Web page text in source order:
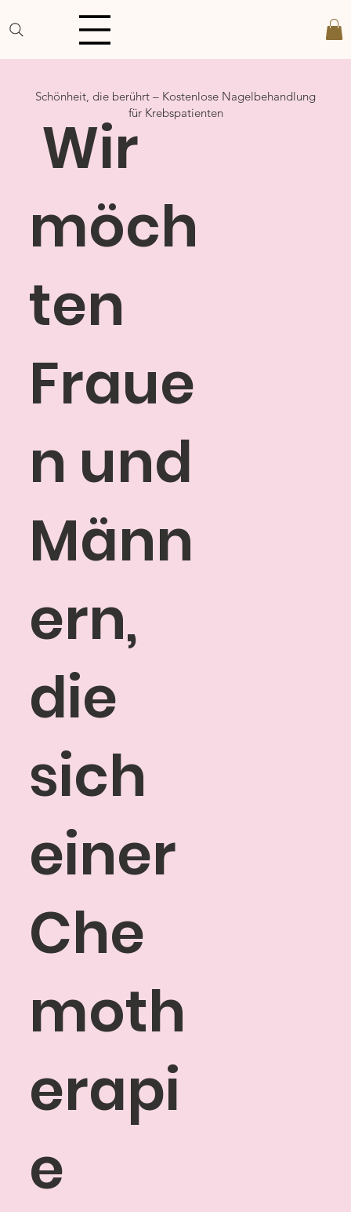
Schönheit, die berührt – Kostenlose Nagelbehandlung
für Krebspatienten
Wir
möch
ten
Fraue
n und
Männ
ern,
die
sich
einer
Che
moth
erapi
e